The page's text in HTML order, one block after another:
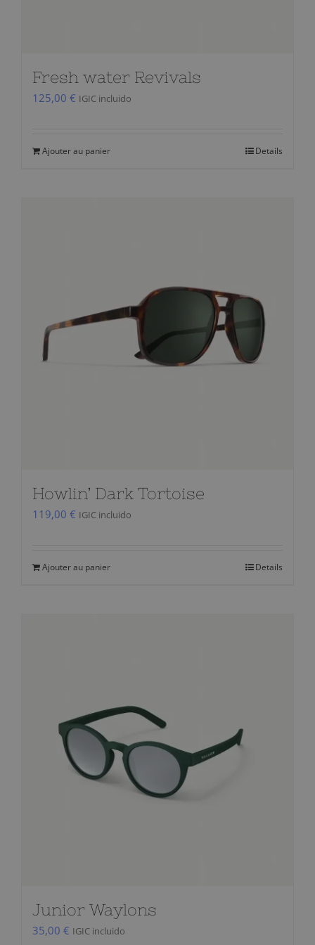
Fresh water Revivals
125,00 € IGIC incluido
Ajouter au panier Details
Howlin’ Dark Tortoise
119,00 € IGIC incluido
Ajouter au panier Details
Junior Waylons
35,00 € IGIC incluido